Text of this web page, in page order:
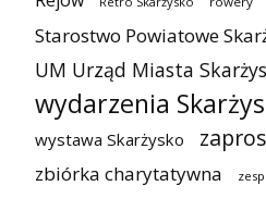
Starostwo Powiatowe
UM Urząd Miasta
wydarzenia
wystawa Skarżysko
zbiórka charytatywna